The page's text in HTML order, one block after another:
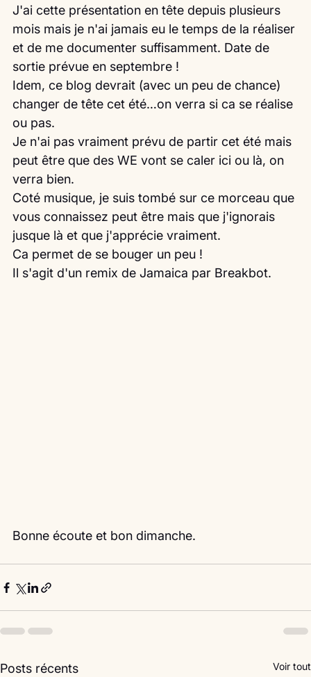
J'ai cette présentation en tête depuis plusieurs
mois mais je n'ai jamais eu le temps de la réaliser
et de me documenter suffisamment. Date de
sortie prévue en septembre !
Idem, ce blog devrait (avec un peu de chance)
changer de tête cet été…on verra si ca se réalise
ou pas.
Je n'ai pas vraiment prévu de partir cet été mais
peut être que des WE vont se caler ici ou là, on
verra bien.
Coté musique, je suis tombé sur ce morceau que
vous connaissez peut être mais que j'ignorais
jusque là et que j'apprécie vraiment.
Ca permet de se bouger un peu !
Il s'agit d'un remix de Jamaica par Breakbot.
Bonne écoute et bon dimanche.
Posts récents Voir tout